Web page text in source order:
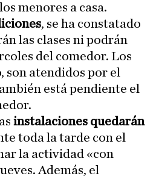
menores a casa.
, se ha constatado
las clases ni podrán
del comedor. Los
son atendidos por el
está pendiente el
instalaciones quedarán
toda la tarde con el
la actividad «con
Además, el